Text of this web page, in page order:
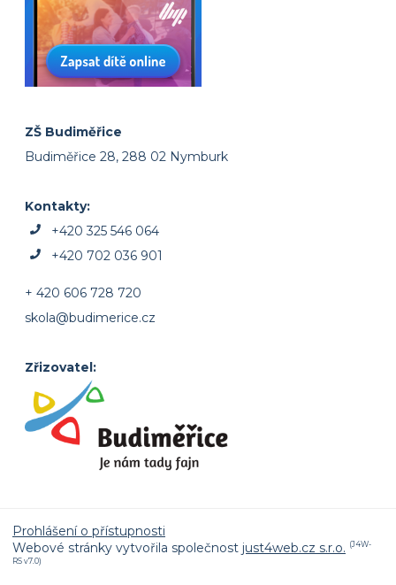
ZŠ Budiměřice
Budiměřice 28, 288 02 Nymburk
Kontakty:
+420 325 546 064
+420 702 036 901
+ 420 606 728 720
skola@budimerice.cz
Zřizovatel:
Prohlášení o přístupnosti
Webové stránky vytvořila společnost just4web.cz s.r.o. (J4W-
RS v7.0)